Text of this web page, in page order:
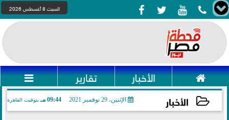
    السبت 8 أغسطس 2026
 الأخبار تقارير 
الأخبار الإثنين، 29 نوفمبر 2021 09:44 مـ بتوقيت القاهرة